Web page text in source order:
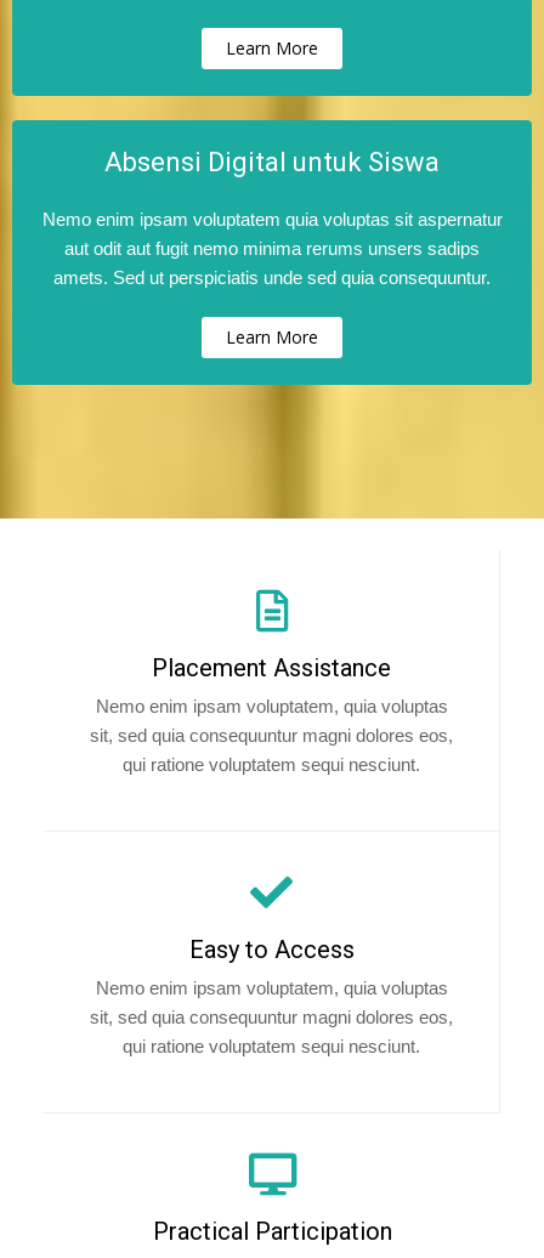
Learn More
Absensi Digital untuk Siswa
Nemo enim ipsam voluptatem quia voluptas sit aspernatur
aut odit aut fugit nemo minima rerums unsers sadips
amets. Sed ut perspiciatis unde sed quia consequuntur.
Learn More
Placement Assistance
Nemo enim ipsam voluptatem, quia voluptas
sit, sed quia consequuntur magni dolores eos,
qui ratione voluptatem sequi nesciunt.
Easy to Access
Nemo enim ipsam voluptatem, quia voluptas
sit, sed quia consequuntur magni dolores eos,
qui ratione voluptatem sequi nesciunt.
Practical Participation